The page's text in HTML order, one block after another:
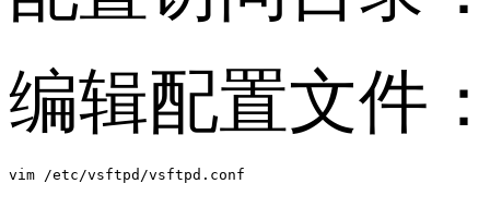
编辑配置文件
vim /etc/vsftpd/vsftpd.conf